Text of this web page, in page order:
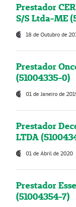
Prestador
S/S Ltda-ME
18 de Outubro de
Prestador
(51004335-0)
01 de Janeiro de
Prestador
LTDA
01 de Abril de 2020
Prestador
(51004354-7)